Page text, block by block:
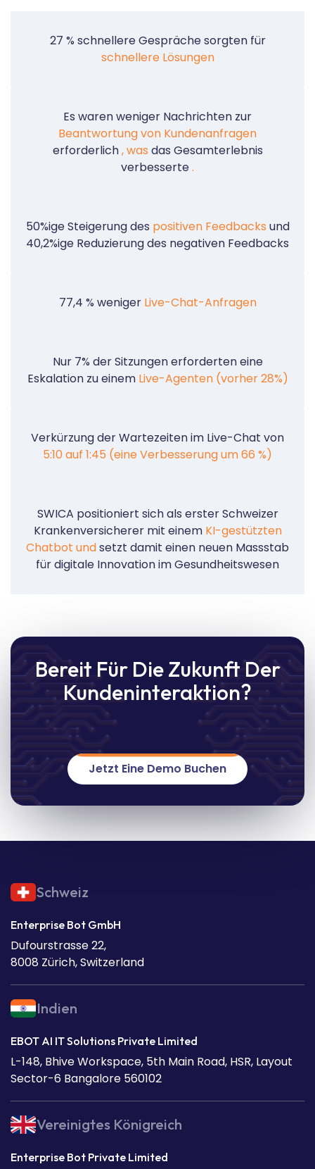
27 % schnellere Gespräche sorgten für
schnellere Lösungen
Es waren weniger Nachrichten zur
Beantwortung von Kundenanfragen
erforderlich, was das Gesamterlebnis
verbesserte.
50%ige Steigerung des positiven Feedbacks und
40,2%ige Reduzierung des negativen Feedbacks
77,4 % weniger Live-Chat-Anfragen
Nur 7% der Sitzungen erforderten eine
Eskalation zu einem Live-Agenten (vorher 28%)
Verkürzung der Wartezeiten im Live-Chat von
5:10 auf 1:45 (eine Verbesserung um 66 %)
SWICA positioniert sich als erster Schweizer
Krankenversicherer mit einem KI-gestützten
Chatbot undsetzt damit einen neuen Massstab
für digitale Innovation im Gesundheitswesen
Bereit Für Die Zukunft Der
Kundeninteraktion?
Jetzt Eine Demo Buchen
Schweiz
Enterprise Bot GmbH
Dufourstrasse 22,
8008 Zürich, Switzerland
Indien
EBOT AI IT Solutions Private Limited
L-148, Bhive Workspace, 5th Main Road, HSR, Layout
Sector-6 Bangalore 560102
Vereinigtes Königreich
Enterprise Bot Private Limited